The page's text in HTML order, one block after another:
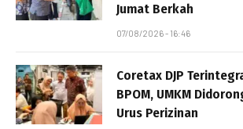
Jumat Berkah
07/08/2026 - 16:46
Coretax DJP
BPOM, UMKM
Urus Perizinan